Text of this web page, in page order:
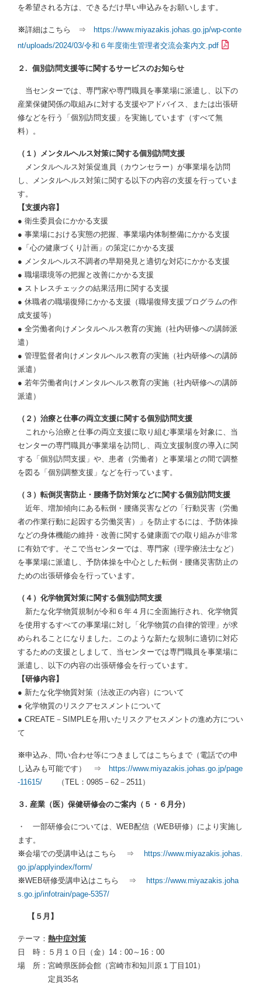
を希望される方は、できるだけ早い申込みをお願いします。
※詳細はこちら ⇒ https://www.miyazakis.johas.go.jp/wp-conte
nt/uploads/2024/03/令和６年度衛生管理者交流会案内文.pdf
２. 個別訪問支援等に関するサービスのお知らせ
当センターでは、専門家や専門職員を事業場に派遣し、以下の
産業保健関係の取組みに対する支援やアドバイス、または出張研
修などを行う「個別訪問支援」を実施しています（すべて無
料）。
（１）メンタルヘルス対策に関する個別訪問支援
メンタルヘルス対策促進員（カウンセラー）が事業場を訪問
し、メンタルヘルス対策に関する以下の内容の支援を行っていま
す。
【支援内容】
● 衛生委員会にかかる支援
● 事業場における実態の把握、事業場内体制整備にかかる支援
●「心の健康づくり計画」の策定にかかる支援
● メンタルヘルス不調者の早期発見と適切な対応にかかる支援
● 職場環境等の把握と改善にかかる支援
● ストレスチェックの結果活用に関する支援
● 休職者の職場復帰にかかる支援（職場復帰支援プログラムの作
成支援等）
● 全労働者向けメンタルヘルス教育の実施（社内研修への講師派
遣）
● 管理監督者向けメンタルヘルス教育の実施（社内研修への講師
派遣）
● 若年労働者向けメンタルヘルス教育の実施（社内研修への講師
派遣）
（２）治療と仕事の両立支援に関する個別訪問支援
これから治療と仕事の両立支援に取り組む事業場を対象に、当
センターの専門職員が事業場を訪問し、両立支援制度の導入に関
する「個別訪問支援」や、患者（労働者）と事業場との間で調整
を図る「個別調整支援」などを行っています。
（３）転倒災害防止・腰痛予防対策などに関する個別訪問支援
近年、増加傾向にある転倒・腰痛災害などの「行動災害（労働
者の作業行動に起因する労働災害）」を防止するには、予防体操
などの身体機能の維持・改善に関する健康面での取り組みが非常
に有効です。そこで当センターでは、専門家（理学療法士など）
を事業場に派遣し、予防体操を中心とした転倒・腰痛災害防止の
ための出張研修会を行っています。
（４）化学物質対策に関する個別訪問支援
新たな化学物質規制が令和６年４月に全面施行され、化学物質
を使用するすべての事業場に対し「化学物質の自律的管理」が求
められることになりました。このような新たな規制に適切に対応
するための支援としまして、当センターでは専門職員を事業場に
派遣し、以下の内容の出張研修会を行っています。
【研修内容】
● 新たな化学物質対策（法改正の内容）について
● 化学物質のリスクアセスメントについて
● CREATE－SIMPLEを用いたリスクアセスメントの進め方につい
て
※申込み、問い合わせ等につきましてはこちらまで（電話での申
し込みも可能です） ⇒ https://www.miyazakis.johas.go.jp/page
-11615/ （TEL：0985－62－2511）
３. 産業（医）保健研修会のご案内（５・６月分）
・ 一部研修会については、WEB配信（WEB研修）により実施し
ます。
※会場での受講申込はこちら ⇒ https://www.miyazakis.johas.
go.jp/applyindex/form/
※WEB研修受講申込はこちら ⇒ https://www.miyazakis.joha
s.go.jp/infotrain/page-5357/
【５月】
テーマ： 熱中症対策
日 時：５月１０日（金）14：00～16：00
場 所：宮崎県医師会館（宮崎市和知川原１丁目101）
定員35名